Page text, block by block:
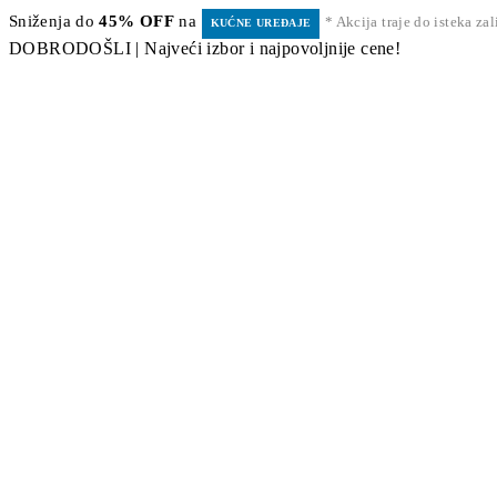
Sniženja do45% OFF na KUĆNE UREĐAJE * Akcija traje do isteka
DOBRODOŠLI | Najveći izbor i najpovoljnije cene!